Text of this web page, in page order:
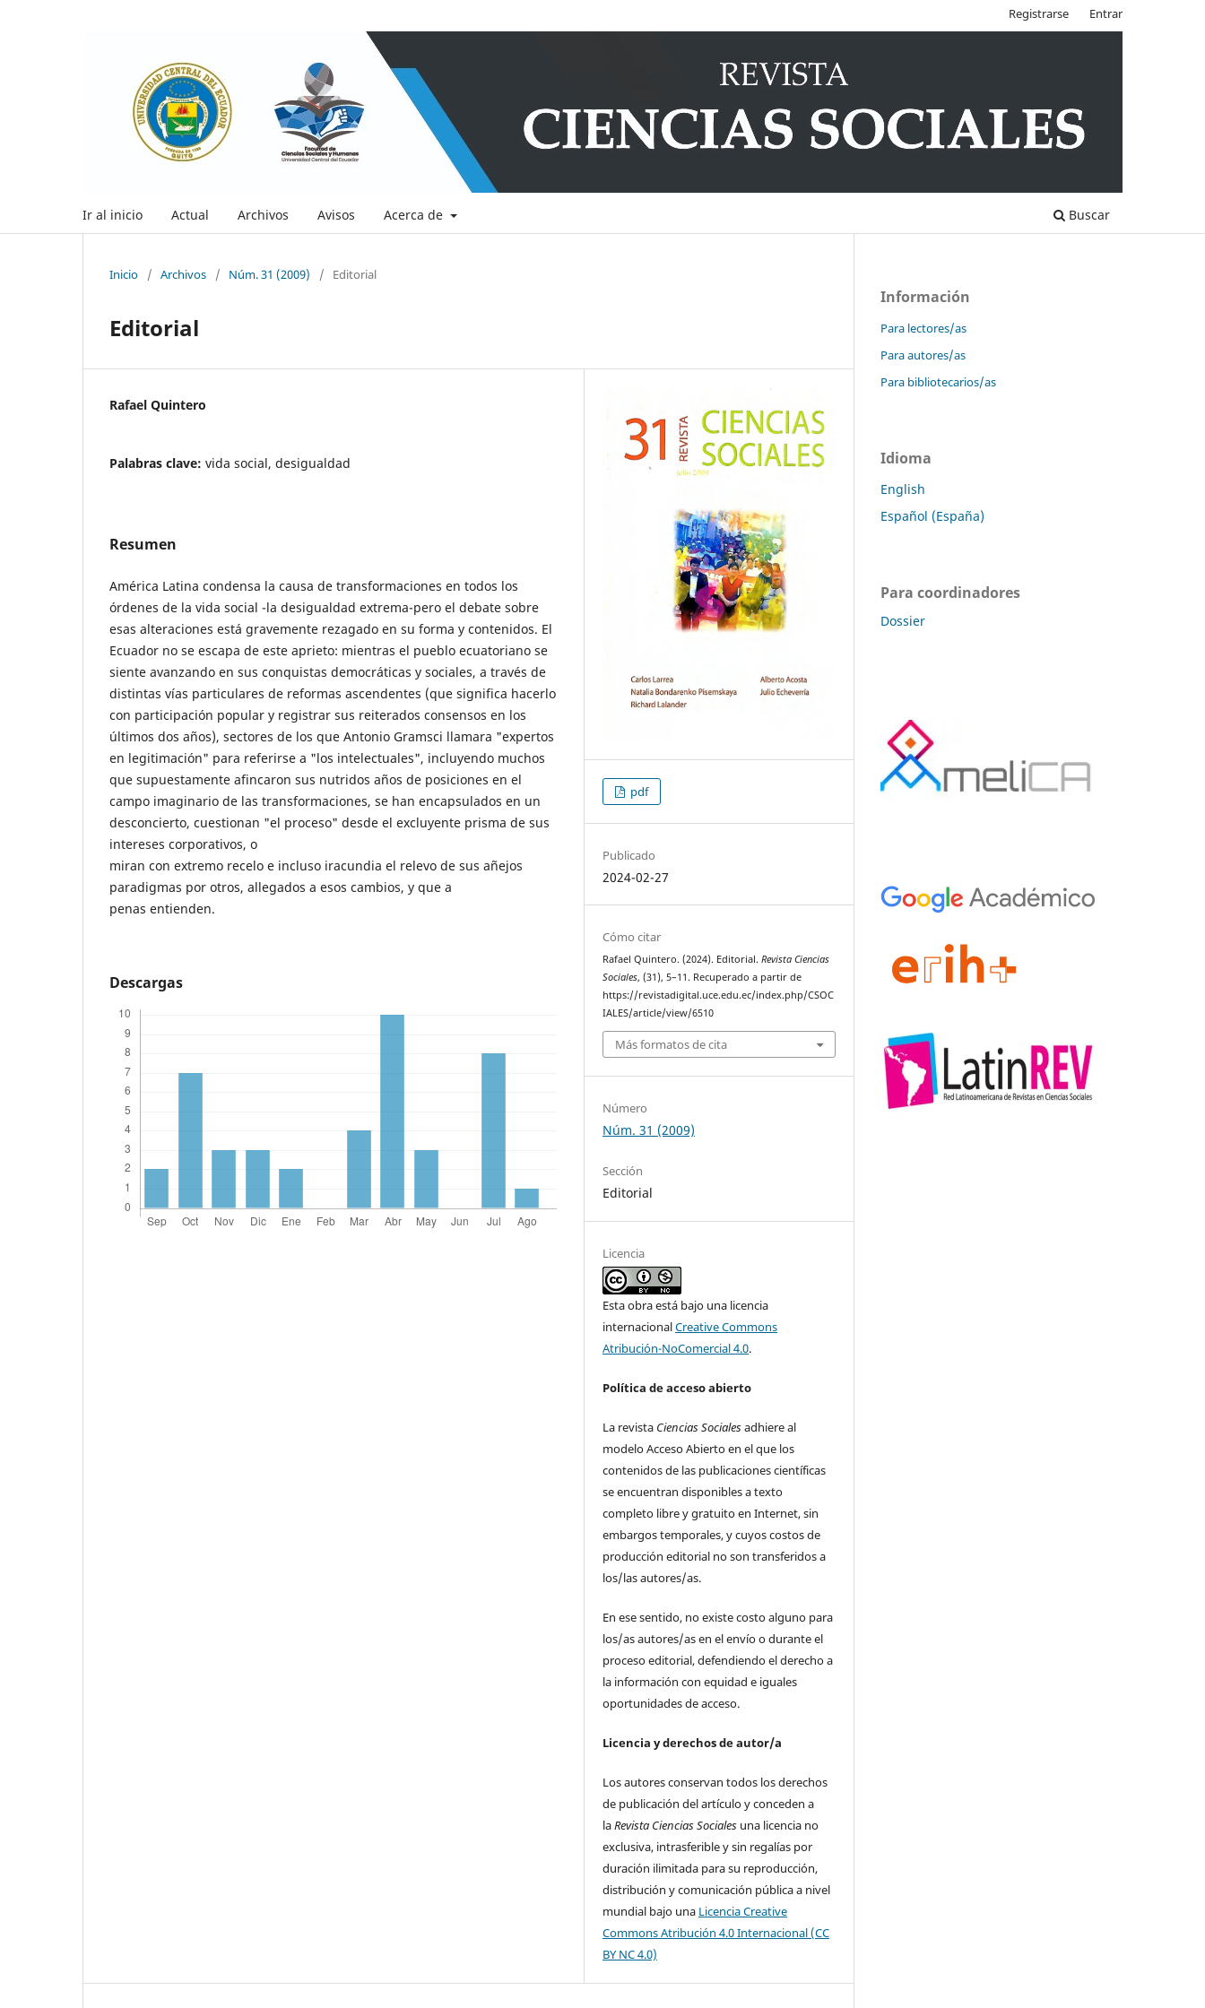
Ir al inicio Actual Archivos Avisos Acerca de Buscar
Registrarse Entrar
Inicio / Archivos / Núm. 31 (2009) / Editorial
Editorial
Rafael Quintero
Palabras clave: vida social, desigualdad
Resumen
América Latina condensa la causa de transformaciones en todos los
órdenes de la vida social -la desigualdad extrema-pero el debate sobre
esas alteraciones está gravemente rezagado en su forma y contenidos. El
Ecuador no se escapa de este aprieto: mientras el pueblo ecuatoriano se
siente avanzando en sus conquistas democráticas y sociales, a través de
distintas vías particulares de reformas ascendentes (que significa hacerlo
con participación popular y registrar sus reiterados consensos en los
últimos dos años), sectores de los que Antonio Gramsci llamara "expertos
en legitimación" para referirse a "los intelectuales", incluyendo muchos
que supuestamente afincaron sus nutridos años de posiciones en el
campo imaginario de las transformaciones, se han encapsulados en un
desconcierto, cuestionan "el proceso" desde el excluyente prisma de sus
intereses corporativos, o
miran con extremo recelo e incluso iracundia el relevo de sus añejos
paradigmas por otros, allegados a esos cambios, y que a
penas entienden.
Descargas
pdf
Publicado
2024-02-27
Cómo citar
Rafael Quintero. (2024). Editorial.Revista Ciencias
Sociales, (31), 5–11. Recuperado a partir de
https://revistadigital.uce.edu.ec/index.php/CSOC
IALES/article/view/6510
Más formatos de cita
Número
Núm. 31 (2009)
Sección
Editorial
Licencia
Esta obra está bajo una licencia
internacionalCreative Commons
Atribución-NoComercial 4.0.
Política de acceso abierto
La revista Ciencias Socialesadhiere al
modelo Acceso Abierto en el que los
contenidos de las publicaciones científicas
se encuentran disponibles a texto
completo libre y gratuito en Internet, sin
embargos temporales, y cuyos costos de
producción editorial no son transferidos a
los/las autores/as.
En ese sentido, no existe costo alguno para
los/as autores/as en el envío o durante el
proceso editorial, defendiendo el derecho a
la información con equidad e iguales
oportunidades de acceso.
Licencia y derechos de autor/a
Los autores conservan todos los derechos
de publicación del artículo y conceden a
laRevista Ciencias Sociales una licencia no
exclusiva, intrasferible y sin regalías por
duración ilimitada para su reproducción,
distribución y comunicación pública a nivel
mundial bajo una Licencia Creative
Commons Atribución 4.0 Internacional (CC
BY NC 4.0)
Información
Para lectores/as
Para autores/as
Para bibliotecarios/as
Idioma
English
Español (España)
Para coordinadores
Dossier